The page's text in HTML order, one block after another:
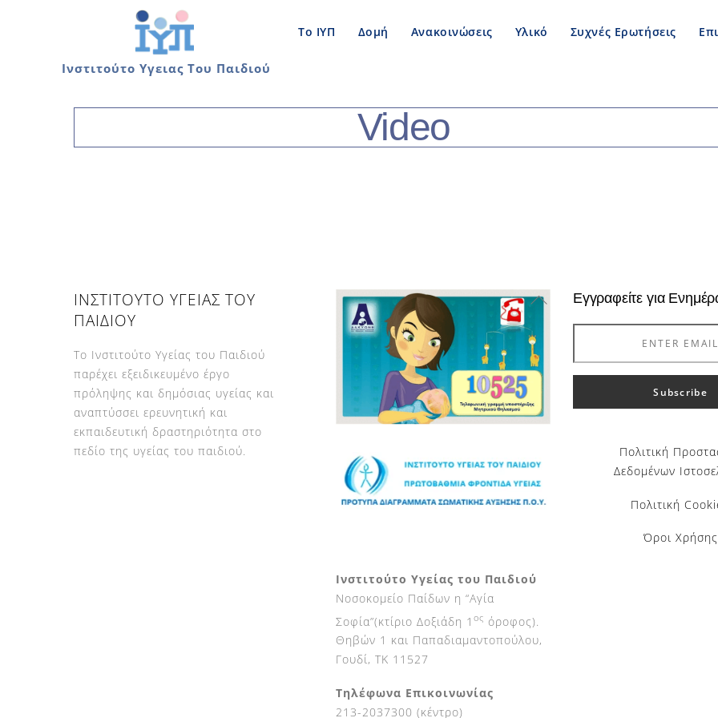
Ινστιτούτο Υγειας Του Παιδιού
Το ΙΥΠ Δομή Ανακοινώσεις Υλικό Συχνές Ερωτήσεις
Video
Back
ΙΝΣΤΙΤΟΥΤΟ ΥΓΕΙΑΣ ΤΟΥ
ΠΑΙΔΙΟΥ
Το Ινστιτούτο Υγείας του Παιδιού
παρέχει εξειδικευμένο έργο
πρόληψης και δημόσιας υγείας και
αναπτύσσει ερευνητική και
εκπαιδευτική δραστηριότητα στο
πεδίο της υγείας του παιδιού.
Εγγραφείτε για
Πολιτική
Δεδομένων
Πολιτική
Όροι Χρήσης
Ινστιτούτο Υγείας του Παιδιού
Νοσοκομείο Παίδων η “Αγία
Σοφία”(κτίριο Δοξιάδη 1 ος όροφος).
Θηβών 1 και Παπαδιαμαντοπούλου,
Γουδί, ΤΚ 11527
Τηλέφωνα Επικοινωνίας
213-2037300 (κέντρο)